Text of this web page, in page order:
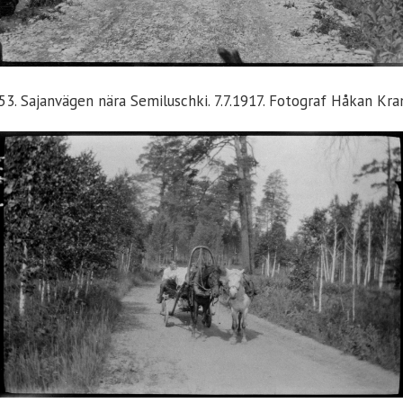
Sajanvägen nära Semiluschki. 7.7.1917. Fotograf Håkan